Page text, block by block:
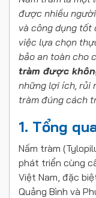
được nhiều
và công dụng tốt
việc lựa chọn
bảo an toàn cho
tràm được
những lợi ích, rủi
tràm đúng cách
1. Tổng
Nấm tràm
phát triển cùng
Việt Nam, đặc
Quảng Bình và